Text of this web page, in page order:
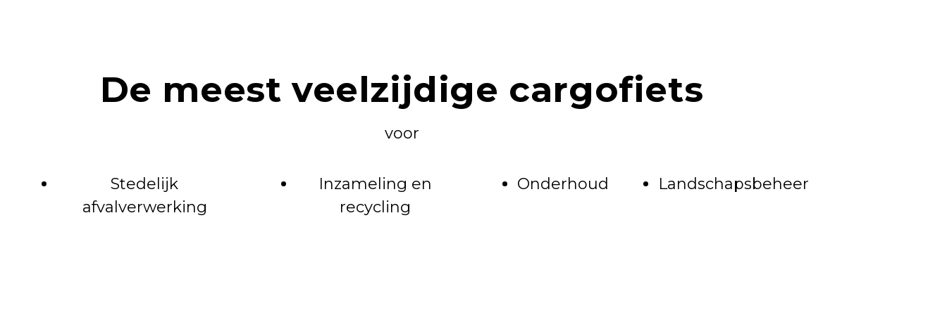
De meest veelzijdige cargofiets
voor
Stedelijk
afvalverwerking
Inzameling en
recycling
Onderhoud Landschapsbeheer